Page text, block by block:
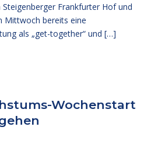
Frankfurter Hof und
Mittwoch bereits eine
als „get-together“ und […]
Wochenstart